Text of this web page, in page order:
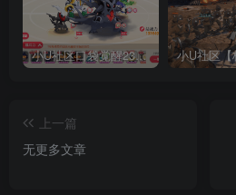
小U社区口袋觉醒23SS魔改版服务端横版卡牌手游+Linux手工服务端+GM授权后台+搭建视频
上一篇
无更多文章